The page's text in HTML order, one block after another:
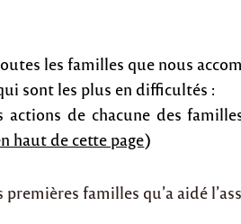
les familles que nous
sont les plus en difficultés :
de chacune des
haut de cette page)
familles qu’a aidé